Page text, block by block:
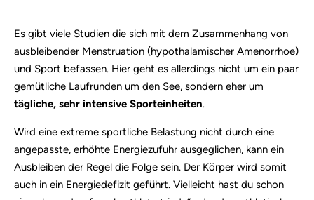
Es gibt viele Studien die sich mit dem Zusammenhang von
ausbleibender Menstruation (hypothalamischer Amenorrhoe)
und Sport befassen. Hier geht es allerdings nicht um ein paar
gemütliche Laufrunden um den See, sondern eher um
tägliche, sehr intensive Sporteinheiten.
Wird eine extreme sportliche Belastung nicht durch eine
angepasste, erhöhte Energiezufuhr ausgeglichen, kann ein
Ausbleiben der Regel die Folge sein. Der Körper wird somit
auch in ein Energiedefizit geführt. Vielleicht hast du schon